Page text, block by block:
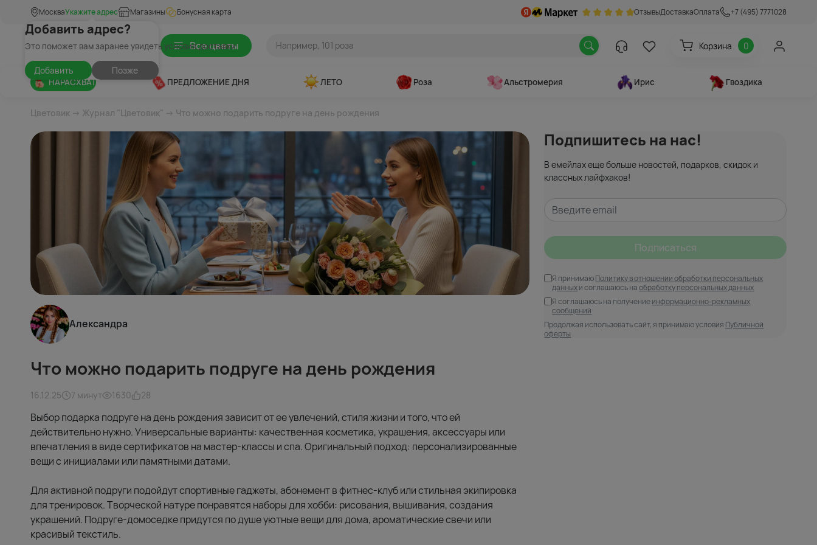
МоскваУкажите адрес
Добавить адрес?
Это поможет вам заранее увидеть условия доставки
Добавить Позже
Магазины Бонусная карта ОтзывыДоставкаОплата +7 (495) 7771028
Все цветы Корзина 0
НАРАСХВАТ ПРЕДЛОЖЕНИЕ ДНЯ ЛЕТО Роза Альстромерия Ирис Гвоздика
Цветовик → Журнал "Цветовик" → Что можно подарить подруге на день рождения
Александра
Что можно подарить подруге на день рождения
16.12.25 7 минут 1630 28
Выбор подарка подруге на день рождения зависит от ее увлечений, стиля жизни и того, что ей
действительно нужно. Универсальные варианты: качественная косметика, украшения, аксессуары или
впечатления в виде сертификатов на мастер-классы и спа. Оригинальный подход: персонализированные
вещи с инициалами или памятными датами.
Для активной подруги подойдут спортивные гаджеты, абонемент в фитнес-клуб или стильная экипировка
для тренировок. Творческой натуре понравятся наборы для хобби: рисования, вышивания, создания
украшений. Подруге-домоседке придутся по душе уютные вещи для дома, ароматические свечи или
красивый текстиль.
Подпишитесь на нас!
В емейлах еще больше новостей, подарков, скидок и
классных лайфхаков!
Я принимаюПолитику в отношении обработки персональных
данныхи соглашаюсь наобработку персональных данных
Я соглашаюсь на получениеинформационно-рекламных
сообщений
Продолжая использовать сайт, я принимаю условия Публичной
оферты